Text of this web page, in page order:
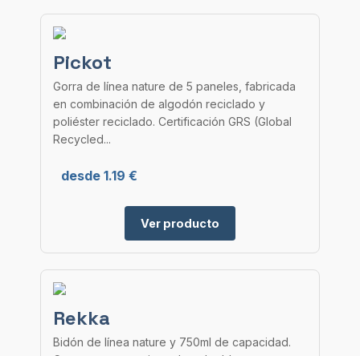
Pickot
Gorra de línea nature de 5 paneles, fabricada
en combinación de algodón reciclado y
poliéster reciclado. Certificación GRS (Global
Recycled...
desde 1.19 €
Ver producto
Rekka
Bidón de línea nature y 750ml de capacidad.